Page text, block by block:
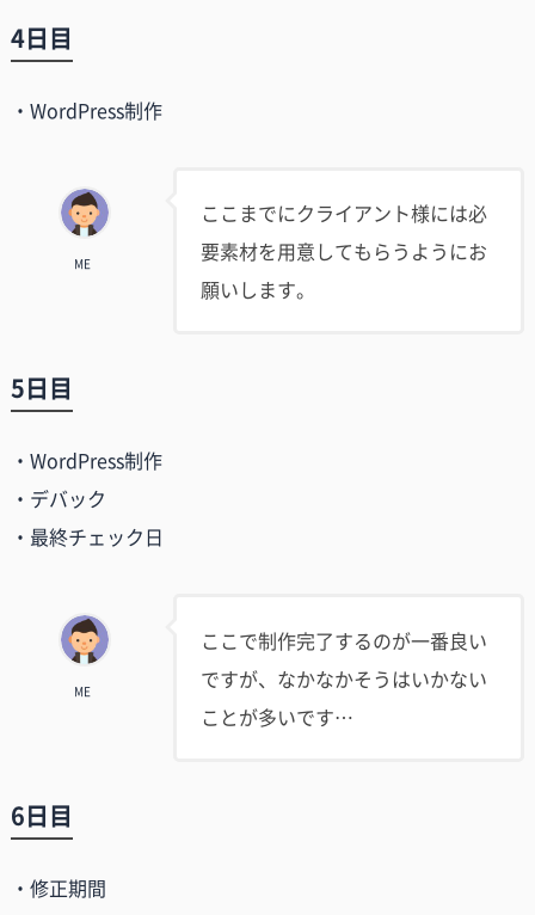
4日目
・WordPress制作
ME
ここまでにクライアント様には必
要素材を用意してもらうようにお
願いします。
5日目
・WordPress制作
・デバック
・最終チェック日
ME
ここで制作完了するのが一番良い
ですが、なかなかそうはいかない
ことが多いです…
6日目
・修正期間